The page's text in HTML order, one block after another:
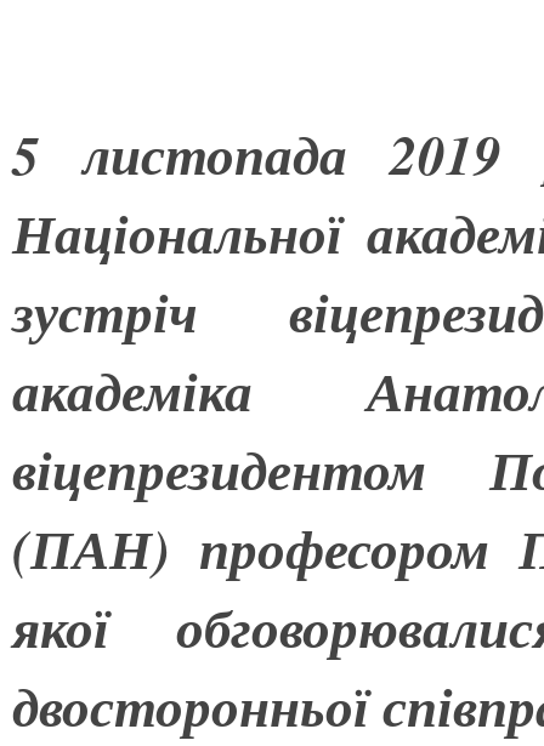
5 листопада 2019
Національної
зустріч
академіка
віцепрезидентом
(ПАН) професором
якої
двосторонньої